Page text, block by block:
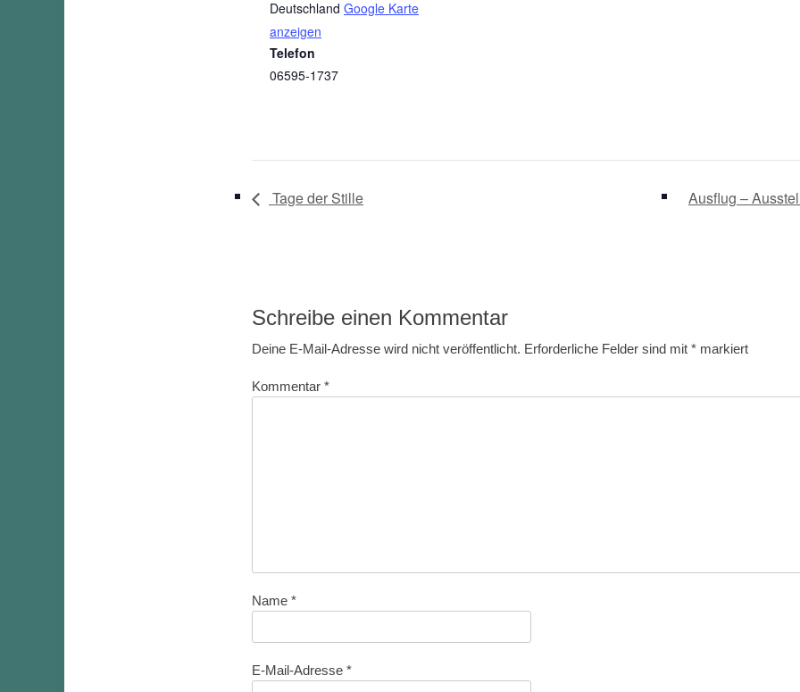
Deutschland Google Karte
anzeigen
Telefon
06595-1737
Tage der Stille Ausflug –
Schreibe einen Kommentar
Deine E-Mail-Adresse wird nicht veröffentlicht. Erforderliche Felder sind mit * markiert
Kommentar *
Name *
E-Mail-Adresse *